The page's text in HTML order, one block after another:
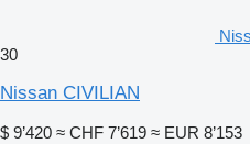
30
Nissan CIVILIAN
$ 9’420 ≈ CHF 7’619 ≈ EUR 8’153